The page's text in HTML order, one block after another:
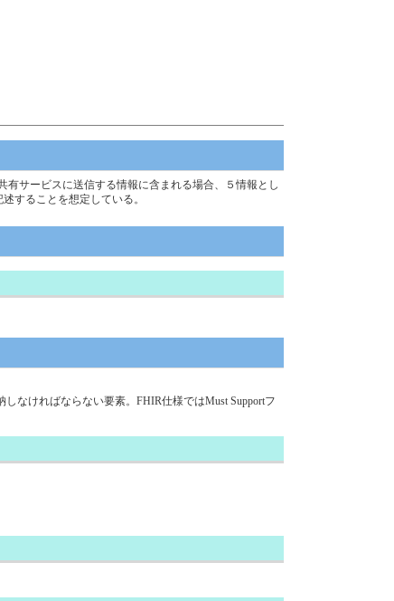
サービスに送信する情報に含まれる場合、５情報とし
することを想定している。
なければならない要素。FHIR仕様ではMust Supportフ